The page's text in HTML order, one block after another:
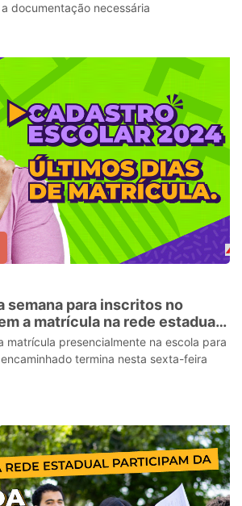
documentação necessária
semana para inscritos no
a matrícula na rede estadual
matrícula presencialmente na escola para
termina nesta sexta-feira